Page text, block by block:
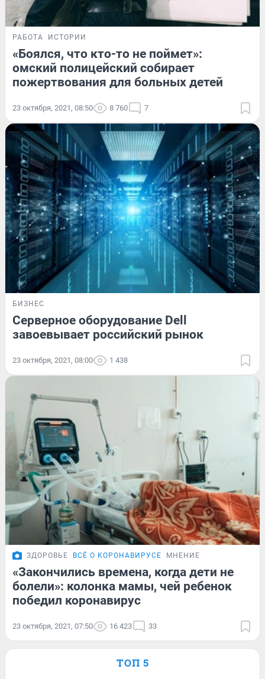
РАБОТА ИСТОРИИ
«Боялся, что кто-то не поймет»:
омский полицейский собирает
пожертвования для больных детей
23 октября, 2021, 08:50 8 760 7
БИЗНЕС
Серверное оборудование Dell
завоевывает российский рынок
23 октября, 2021, 08:00 1 438
ЗДОРОВЬЕ ВСЁ О КОРОНАВИРУСЕ МНЕНИЕ
«Закончились времена, когда дети не
болели»: колонка мамы, чей ребенок
победил коронавирус
23 октября, 2021, 07:50 16 423 33
ТОП 5